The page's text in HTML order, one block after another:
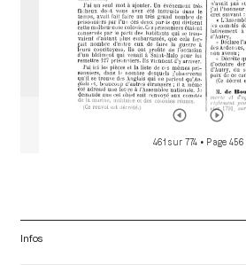
461 sur 774 • Page 456
Infos